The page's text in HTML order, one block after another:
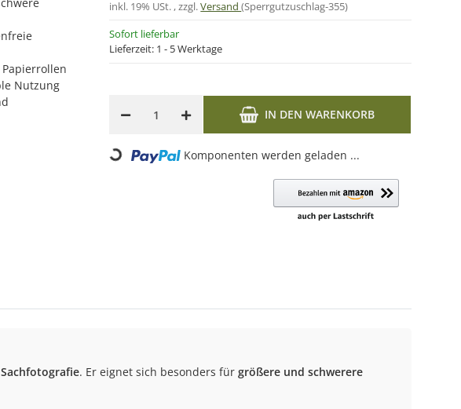
Nutzung
Sofort lieferbar
Lieferzeit: 1 - 5 Werktage
inkl. 19% USt. , zzgl.Versand(Sperrgutzuschlag-355)
IN DEN WARENKORB
Loading... Komponenten werden geladen ...
. Er eignet sich besonders für größere und schwerere